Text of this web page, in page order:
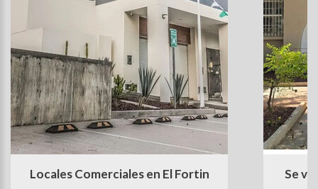
Locales Comerciales en El Fortin Se